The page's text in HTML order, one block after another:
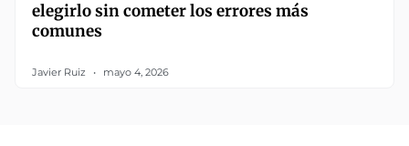
elegirlo sin cometer los errores más
comunes
Javier Ruiz mayo 4, 2026